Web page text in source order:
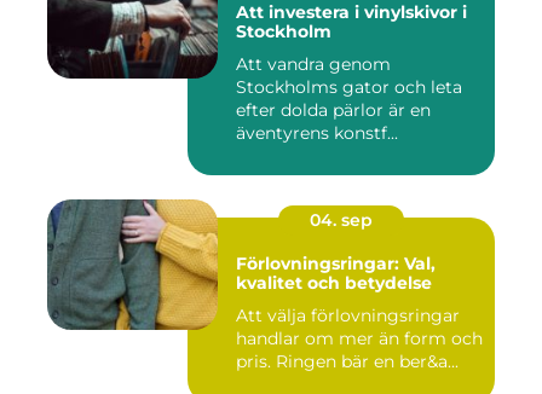
Att investera i vinylskivor i
Stockholm
Att vandra genom
Stockholms gator och leta
efter dolda pärlor är en
äventyrens konstf...
04. sep
Förlovningsringar: Val,
kvalitet och betydelse
Att välja förlovningsringar
handlar om mer än form och
pris. Ringen bär en ber&a...